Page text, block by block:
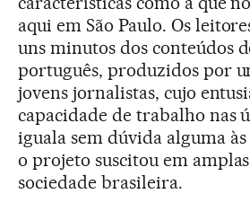
aqui em São Paulo. Os
uns minutos dos conteúdos
português, produzidos por
jovens jornalistas, cujo
capacidade de trabalho nas
iguala sem dúvida alguma
o projeto suscitou em
sociedade brasileira.